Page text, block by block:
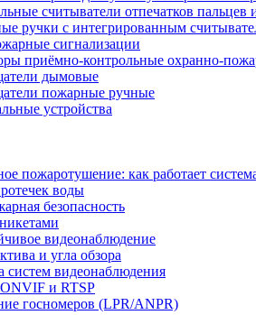
считыватели отпечатков пальцев
ручки с интегрированным
сигнализации
приёмно-контрольные охранно-
дымовые
пожарные ручные
устройства
пожаротушение: как работает
воды
безопасность
видеонаблюдение
и угла обзора
систем видеонаблюдения
и RTSP
госномеров (LPR/ANPR)